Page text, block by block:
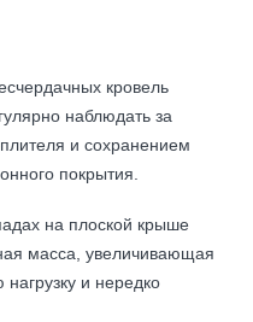
кровель
наблюдать за
и сохранением
покрытия.
на плоской крыше
масса, увеличивающая
и нередко